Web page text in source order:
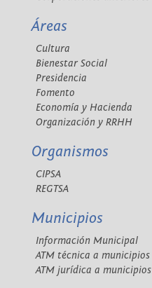
Áreas
Cultura
Bienestar Social
Presidencia
Fomento
Economía y Hacienda
Organización y RRHH
Organismos
CIPSA
REGTSA
Municipios
Información Municipal
ATM técnica a municipios
ATM jurídica a municipios